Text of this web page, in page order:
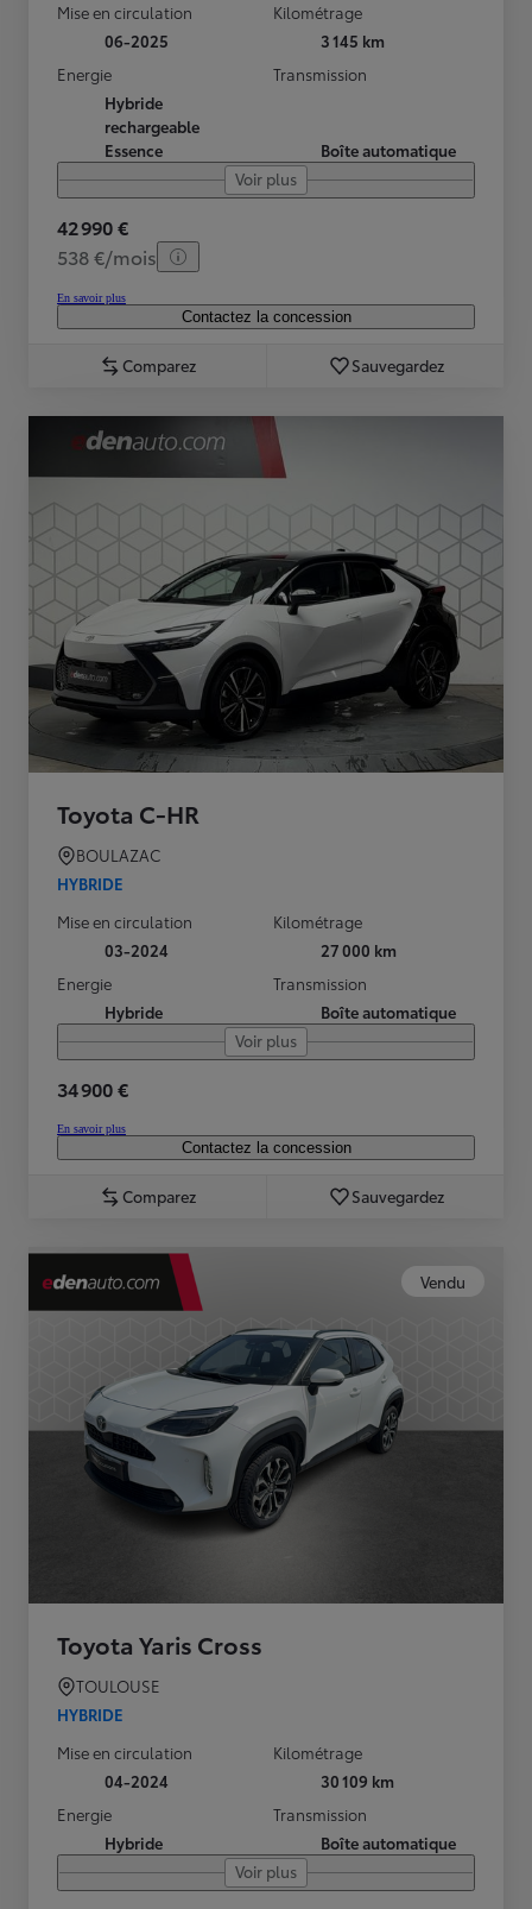
Mise en circulation
06-2025
Kilométrage
3 145 km
Energie
Hybride
rechargeable
Essence
Transmission
Boîte automatique
Voir plus
42 990 €
538 €/mois
En savoir plus
Contactez la concession
Comparez Sauvegardez
Toyota C-HR
BOULAZAC
HYBRIDE
Mise en circulation
03-2024
Kilométrage
27 000 km
Energie
Hybride
Transmission
Boîte automatique
Voir plus
34 900 €
En savoir plus
Contactez la concession
Comparez Sauvegardez
Vendu
Toyota Yaris Cross
TOULOUSE
HYBRIDE
Mise en circulation
04-2024
Kilométrage
30 109 km
Energie
Hybride
Transmission
Boîte automatique
Voir plus